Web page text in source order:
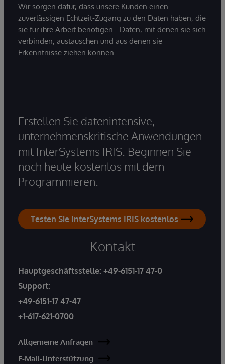
Wir sorgen dafür, dass unsere Kunden einen
zuverlässigen Echtzeit-Zugang zu den Daten haben, die
sie für ihre Arbeit benötigen - Daten, mit denen sie sich
verbinden, austauschen und aus denen sie
Erkenntnisse ziehen können.
Erstellen Sie datenintensive,
unternehmenskritische Anwendungen
mit InterSystems IRIS. Beginnen Sie
noch heute kostenlos mit dem
Programmieren.
Testen Sie InterSystems IRIS kostenlos
Kontakt
Hauptgeschäftsstelle: +49-6151-17 47-0
Support:
+49-6151-17 47-47
+1-617-621-0700
Allgemeine Anfragen
E-Mail-Unterstützung